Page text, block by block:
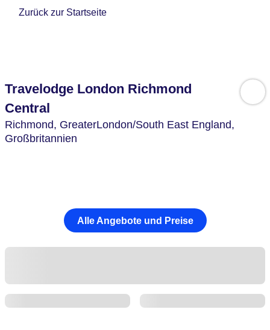
Zurück zur Startseite
Travelodge London Richmond
Central
Richmond, GreaterLondon/South East England,
Großbritannien
Alle Angebote und Preise